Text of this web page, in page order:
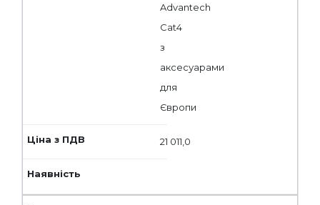
Advantech
Cat4
з
аксесуарами
для
Європи
21 011,0